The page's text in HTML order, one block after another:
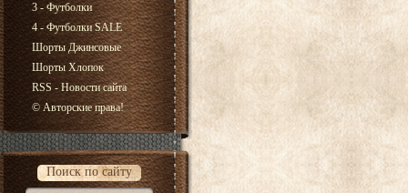
3 - Футболки
4 - Футболки SALE
Шорты Джинсовые
Шорты Хлопок
RSS - Новости сайта
© Авторские права!
Поиск по сайту